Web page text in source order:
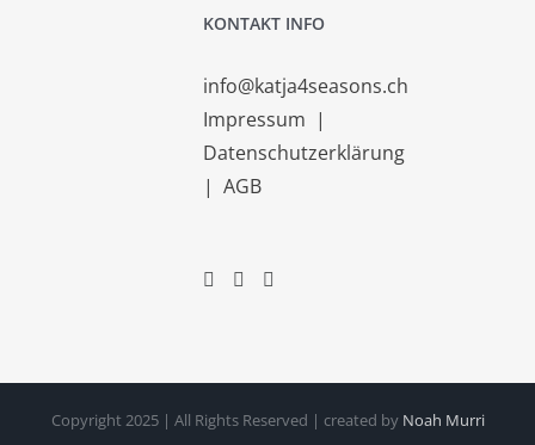
KONTAKT INFO
info@katja4seasons.ch
Impressum |
Datenschutzerklärung
| AGB
Copyright 2025 | All Rights Reserved | created by Noah Murri